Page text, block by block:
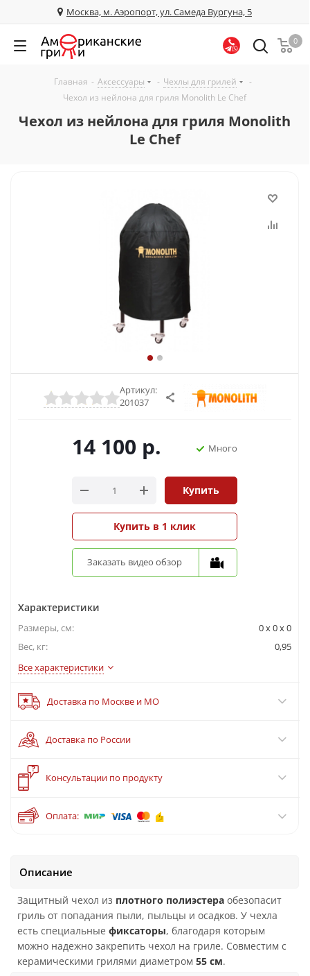
Москва, м. Аэропорт, ул. Самеда Вургуна, 5
0
Главная - Аксессуары - Чехлы для грилей
-
Чехол из нейлона для гриля Monolith Le Chef
Чехол из нейлона для гриля Monolith
Le Chef
Артикул:
201037
14 100 р. Много
Купить
Купить в 1 клик
Заказать видео обзор
Характеристики
Размеры, см:
0 x 0 x 0
Вес, кг:
0,95
Все характеристики
Доставка по Москве и МО
?
Консультации по продукту
Доставка по России
Оплата:
Описание
Защитный чехол из плотного полиэстера обезопасит
гриль от попадания пыли, пыльцы и осадков. У чехла
есть специальные фиксаторы, благодаря которым
можно надежно закрепить чехол на гриле. Совместим с
керамическими грилями диаметром 55 см.